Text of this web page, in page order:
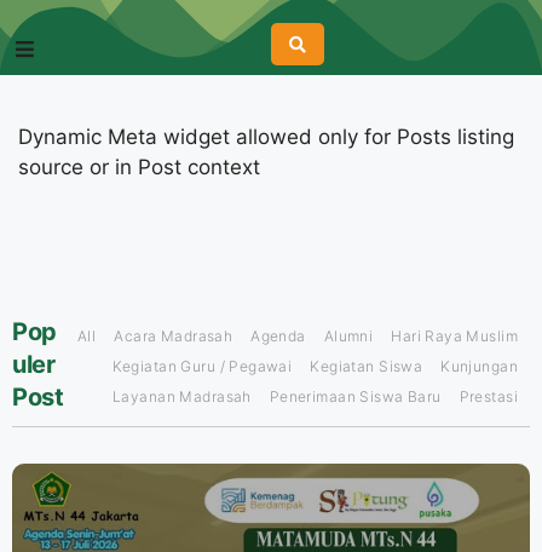
Dynamic Meta widget allowed only for Posts listing
source or in Post context
Pop
uler
Post
All Acara Madrasah Agenda Alumni
Hari Raya Muslim
Kegiatan Guru / Pegawai
Kegiatan Siswa
Kunjungan
Layanan Madrasah
Penerimaan Siswa Baru Prestasi